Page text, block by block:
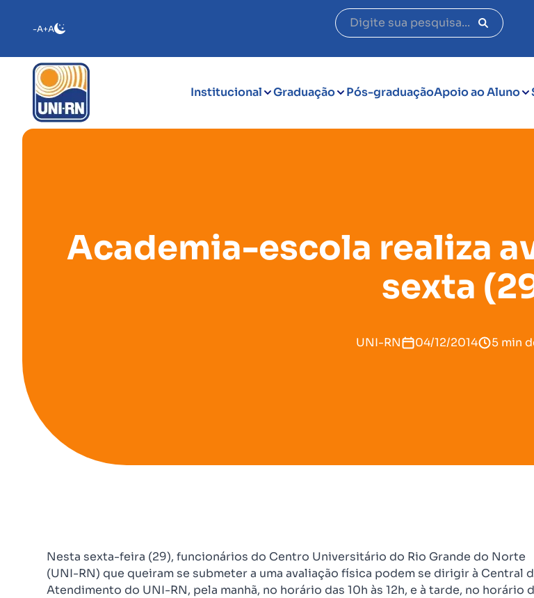
-A+A
Institucional Graduação Pós-graduaçãoApoio ao Aluno
Academia-escola realiza
sexta
UNI-RN 04/12/2014 5 min
Nesta sexta-feira (29), funcionários do Centro Universitário do Rio Grande do Norte
(UNI-RN) que queiram se submeter a uma avaliação física podem se dirigir à Central
Atendimento do UNI-RN, pela manhã, no horário das 10h às 12h, e à tarde, no horário